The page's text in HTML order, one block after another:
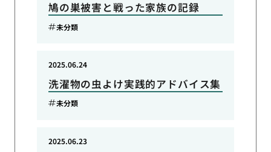
鳩の巣被害と戦った家族の記録
未分類
洗濯物の虫よけ実践的アドバイス集
2025.06.24
未分類
2025.06.23